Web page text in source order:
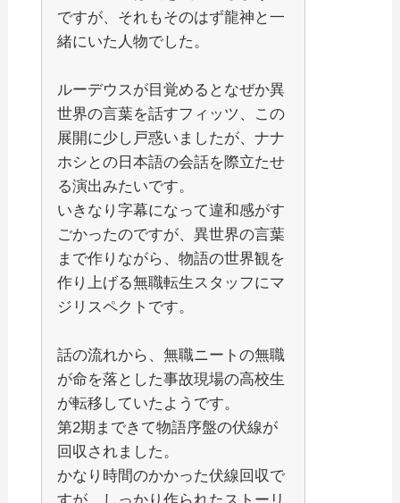
ですが、それもそのはず龍神と一
緒にいた人物でした。
ルーデウスが目覚めるとなぜか異
世界の言葉を話すフィッツ、この
展開に少し戸惑いましたが、ナナ
ホシとの日本語の会話を際立たせ
る演出みたいです。
いきなり字幕になって違和感がす
ごかったのですが、異世界の言葉
まで作りながら、物語の世界観を
作り上げる無職転生スタッフにマ
ジリスペクトです。
話の流れから、無職ニートの無職
が命を落とした事故現場の高校生
が転移していたようです。
第2期まできて物語序盤の伏線が
回収されました。
かなり時間のかかった伏線回収で